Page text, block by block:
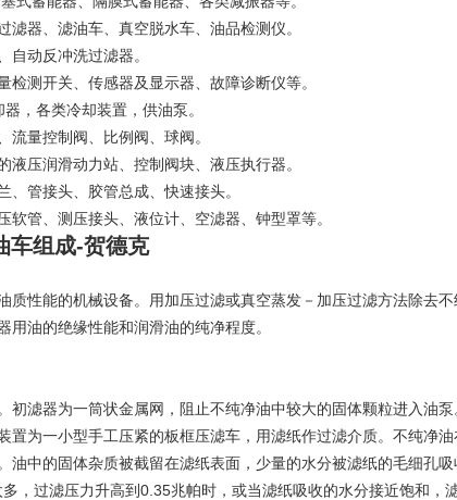
滤器、滤油车、真空脱水车、油品检测仪。
自动反冲洗过滤器。
检测开关、传感器及显示器、故障诊断仪等。
，各类冷却装置，供油泵。
流量控制阀、比例阀、球阀。
液压润滑动力站、控制阀块、液压执行器。
管接头、胶管总成、快速接头。
软管、测压接头、液位计、空滤器、钟型罩等。
车组成-贺德克
质性能的机械设备。用加压过滤或真空蒸发－加压过滤方法除去
用油的绝缘性能和润滑油的纯净程度。
初滤器为一筒状金属网，阻止不纯净油中较大的固体颗粒进入油
置为一小型手工压紧的板框压滤车，用滤纸作过滤介质。不纯净
油中的固体杂质被截留在滤纸表面，少量的水分被滤纸的毛细孔
，过滤压力升高到0.35兆帕时，或当滤纸吸收的水分接近饱和，